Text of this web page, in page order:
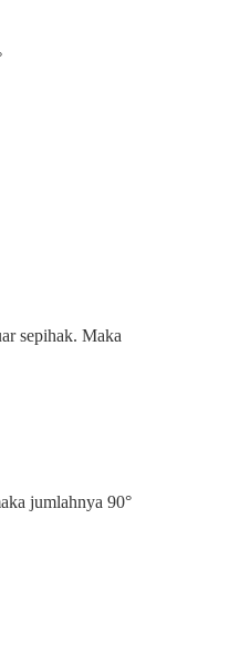
sepihak. Maka
jumlahnya 90°